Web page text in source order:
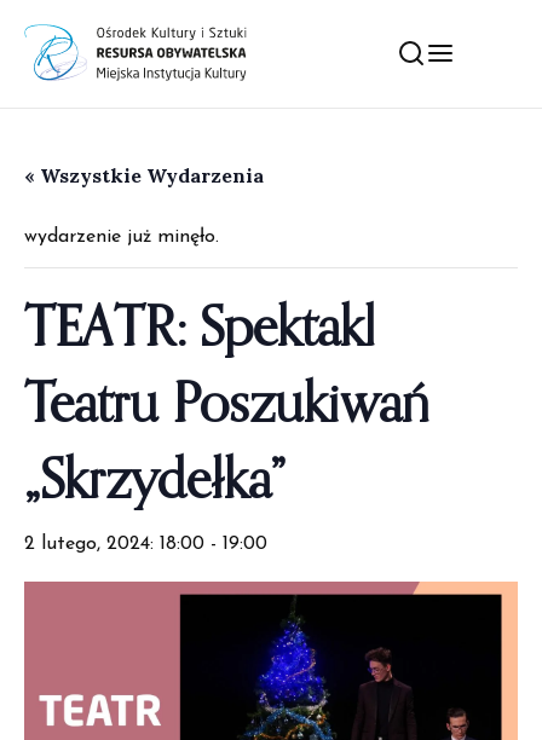
« Wszystkie Wydarzenia
wydarzenie już minęło.
TEATR: Spektakl
Teatru Poszukiwań
„Skrzydełka”
2 lutego, 2024: 18:00 - 19:00